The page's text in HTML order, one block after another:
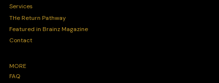
Services
THe Return Pathway
Featured in Brainz Magazine
Contact
MORE
FAQ